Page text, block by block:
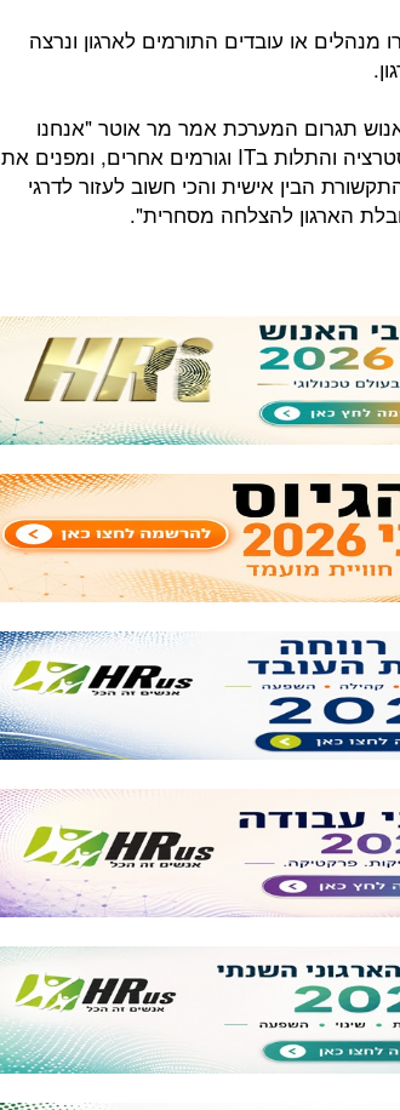
מנהלים או עובדים התורמים לארגון ונרצה
תגרום המערכת אמר מר אוטר "אנחנו
מורידים באופן דרסטי את עבודת האדמיניסטרציה והתלות בIT וגורמים אחרים, ומפנים את
הבין אישית והכי חשוב לעזור לדרגי
הארגון להצלחה מסחרית".